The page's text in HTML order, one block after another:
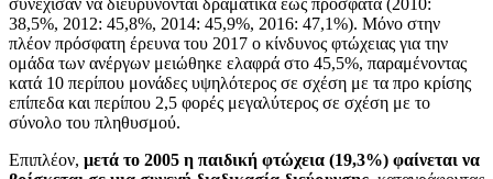
συνέχισαν να διευρύνονται δραματικά έως πρόσφατα (2010:
38,5%, 2012: 45,8%, 2014: 45,9%, 2016: 47,1%). Μόνο στην
πλέον πρόσφατη έρευνα του 2017 ο κίνδυνος φτώχειας για την
ομάδα των ανέργων μειώθηκε ελαφρά στο 45,5%, παραμένοντας
κατά 10 περίπου μονάδες υψηλότερος σε σχέση με τα προ κρίσης
επίπεδα και περίπου 2,5 φορές μεγαλύτερος σε σχέση με το
σύνολο του πληθυσμού.
Επιπλέον, μετά το 2005 η παιδική φτώχεια (19,3%) φαίνεται να